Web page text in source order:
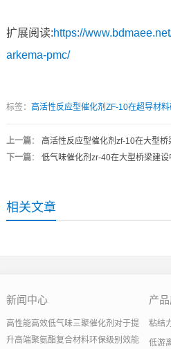
扩展阅读:https://
arkema-pmc/
标签： 高活性反应型催化剂ZF-10在超导材
上一篇： 高活性反应型催化剂zf-10在大型
下一篇： 低气味催化剂zr-40在大型桥梁建
相关文章
新闻中心
高性能高效低气味三聚催化剂对于提
升高端聚氨酯复合材料环保级别效能
产
粘结
低游